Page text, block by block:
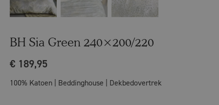
BH Sia Green 240×200/220
€ 189,95
100% Katoen | Beddinghouse | Dekbedovertrek